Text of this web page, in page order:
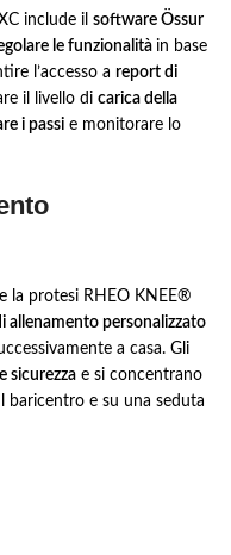
include il software Össur
le funzionalità in base
l’accesso a report di
il livello di carica della
i passi e monitorare lo
la protesi RHEO KNEE®
allenamento personalizzato
a casa. Gli
sicurezza e si concentrano
baricentro e su una seduta